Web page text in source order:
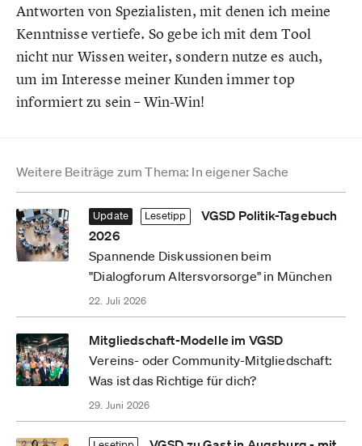
Antworten von Spezialisten, mit denen ich meine
Kenntnisse vertiefe. So gebe ich mit dem Tool
nicht nur Wissen weiter, sondern nutze es auch,
um im Interesse meiner Kunden immer top
informiert zu sein – Win-Win!
Weitere Beiträge zum Thema: In eigener Sache
Update Lesetipp
VGSD Politik-Tagebuch
2026
Spannende Diskussionen beim
"Dialogforum Altersvorsorge" in München
22. Juli 2026
Mitgliedschaft-Modelle im VGSD
Vereins- oder Community-Mitgliedschaft:
Was ist das Richtige für dich?
29. Juni 2026